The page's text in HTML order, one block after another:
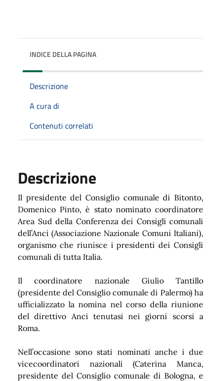
INDICE DELLA PAGINA
Descrizione
A cura di
Contenuti correlati
Descrizione
Il presidente del Consiglio comunale di Bitonto,
Domenico Pinto, è stato nominato coordinatore
Area Sud della Conferenza dei Consigli comunali
dell’Anci (Associazione Nazionale Comuni Italiani),
organismo che riunisce i presidenti dei Consigli
comunali di tutta Italia.
Il coordinatore nazionale Giulio Tantillo
(presidente del Consiglio comunale di Palermo) ha
ufficializzato la nomina nel corso della riunione
del direttivo Anci tenutasi nei giorni scorsi a
Roma.
Nell’occasione sono stati nominati anche i due
vicecoordinatori nazionali (Caterina Manca,
presidente del Consiglio comunale di Bologna, e